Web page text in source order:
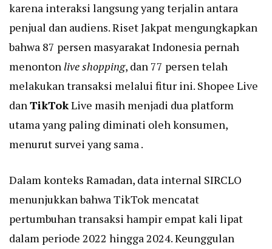
karena interaksi langsung yang terjalin antara
penjual dan audiens. Riset Jakpat mengungkapkan
bahwa 87 persen masyarakat Indonesia pernah
menonton live shopping, dan 77 persen telah
melakukan transaksi melalui fitur ini. Shopee Live
danTikTokLive masih menjadi dua platform
utama yang paling diminati oleh konsumen,
menurut survei yang sama .
Dalam konteks Ramadan, data internal SIRCLO
menunjukkan bahwa TikTok mencatat
pertumbuhan transaksi hampir empat kali lipat
dalam periode 2022 hingga 2024. Keunggulan